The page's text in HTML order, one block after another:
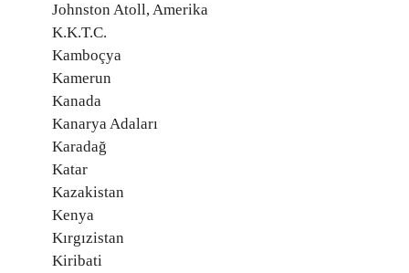
Johnston Atoll, Amerika
K.K.T.C.
Kamboçya
Kamerun
Kanada
Kanarya Adaları
Karadağ
Katar
Kazakistan
Kenya
Kırgızistan
Kiribati